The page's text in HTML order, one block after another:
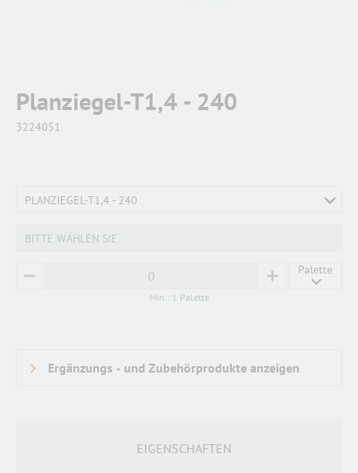
Planziegel-T1,4 - 240
3224051
PLANZIEGEL-T1,4 - 240
BITTE WÄHLEN SIE
MINUS PLUS
Palette
Min.: 1 Palette
EIGENSCHAFTEN